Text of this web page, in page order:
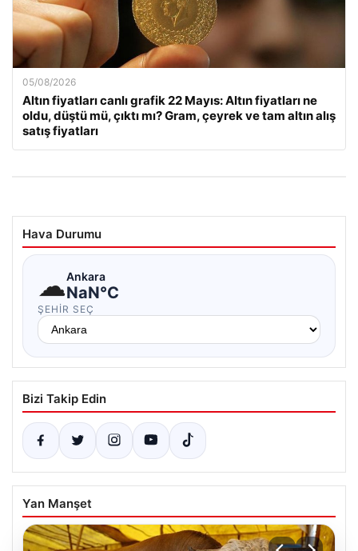
05/08/2026
Altın fiyatları canlı grafik 22 Mayıs: Altın fiyatları ne
oldu, düştü mü, çıktı mı? Gram, çeyrek ve tam altın alış
satış fiyatları
Hava Durumu
☁Ankara
NaN°C
ŞEHIR SEÇ
Bizi Takip Edin
Yan Manşet